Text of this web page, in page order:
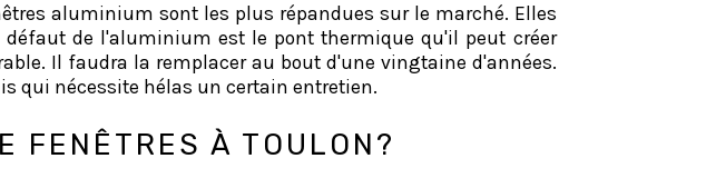
aluminium sont les plus répandues sur le marché. Elles
de l'aluminium est le pont thermique qu'il peut créer
Il faudra la remplacer au bout d'une vingtaine d'années.
qui nécessite hélas un certain entretien.
FENÊTRES À TOULON?